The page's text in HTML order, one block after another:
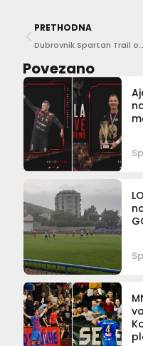
PRETHODNA
Dubrovnik Spartan Trail okupit će gotovo 500 trkača iz 25 zemalja svijeta
Povezano